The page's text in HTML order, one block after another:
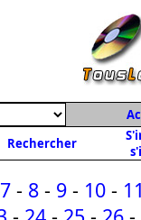
Rechercher
7 - 8 - 9 - 10 -